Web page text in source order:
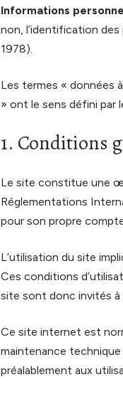
Informations
non, l’identification des
1978).
Les termes « données
» ont le sens défini par
1. Conditions
Le site constitue une
Réglementations
pour son propre
L’utilisation du site
Ces conditions
site sont donc invités à
Ce site internet est
maintenance
préalablement aux